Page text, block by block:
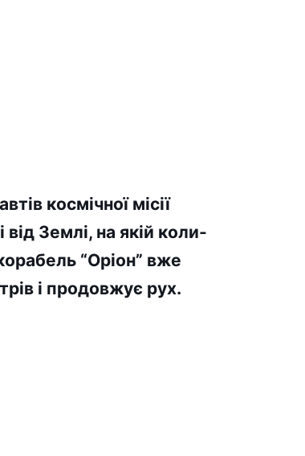
космічної місії
Землі, на якій коли-
“Оріон” вже
і продовжує рух.